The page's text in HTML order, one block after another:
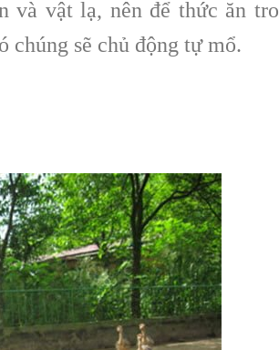
và vật lạ, nên để thức ăn
chúng sẽ chủ động tự mổ.